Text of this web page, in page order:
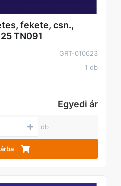
fekete, csn.,
TN091
GRT-010623
1 db
Egyedi ár
db